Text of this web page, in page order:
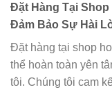
Đặt Hàng Tại
Đảm Bảo Sự Hài
Đặt hàng tại shop
thể hoàn toàn yên
tôi. Chúng tôi cam